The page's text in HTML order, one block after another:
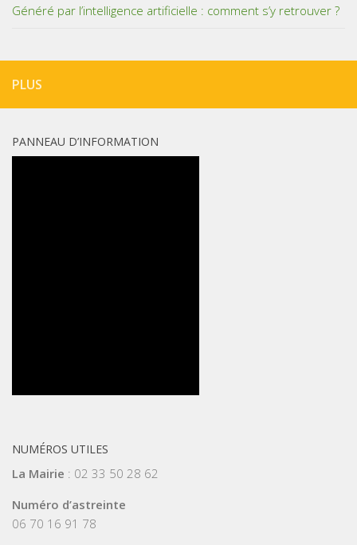
Généré par l’intelligence artificielle : comment s’y retrouver ?
PLUS
PANNEAU D’INFORMATION
NUMÉROS UTILES
La Mairie : 02 33 50 28 62
Numéro d’astreinte
06 70 16 91 78